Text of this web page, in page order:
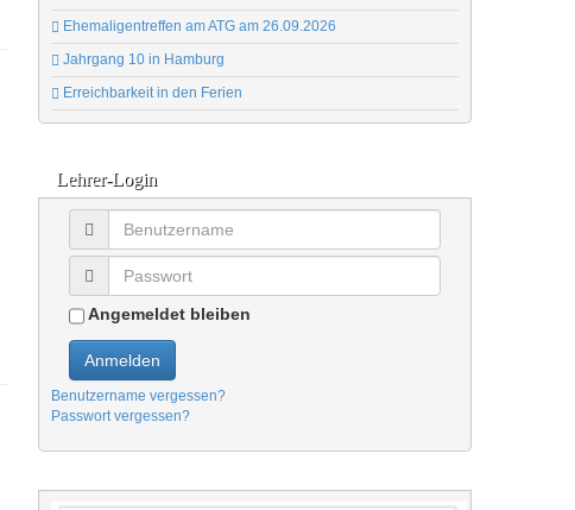
Ehemaligentreffen am ATG am 26.09.2026
Jahrgang 10 in Hamburg
Erreichbarkeit in den Ferien
Lehrer-Login
Angemeldet bleiben
Anmelden
Benutzername vergessen?
Passwort vergessen?